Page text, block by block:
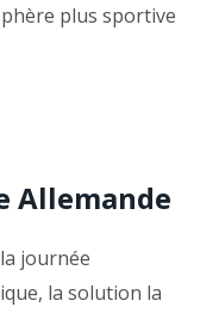
plus sportive
Allemande
journée
la solution la